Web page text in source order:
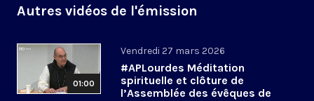
Autres vidéos de l'émission
01:00
Vendredi 27 mars 2026
#APLourdes Méditation
spirituelle et clôture de
l’Assemblée des évêques de